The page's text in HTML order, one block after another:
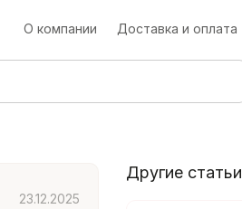
О компании Доставка и оплата
23.12.2025
Другие статьи